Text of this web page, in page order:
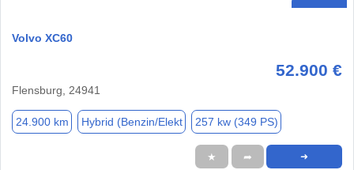
Volvo XC60
52.900 €
Flensburg, 24941
24.900 km Hybrid (Benzin/Elekt 257 kw (349 PS)
★ ➦ ➜